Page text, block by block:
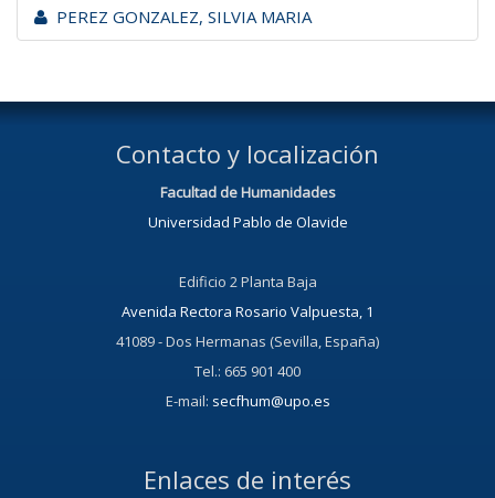
PEREZ GONZALEZ, SILVIA MARIA
Contacto y localización
Facultad de Humanidades
Universidad Pablo de Olavide
Edificio 2 Planta Baja
Avenida Rectora Rosario Valpuesta, 1
41089 - Dos Hermanas (Sevilla, España)
Tel.: 665 901 400
E-mail: secfhum@upo.es
Enlaces de interés